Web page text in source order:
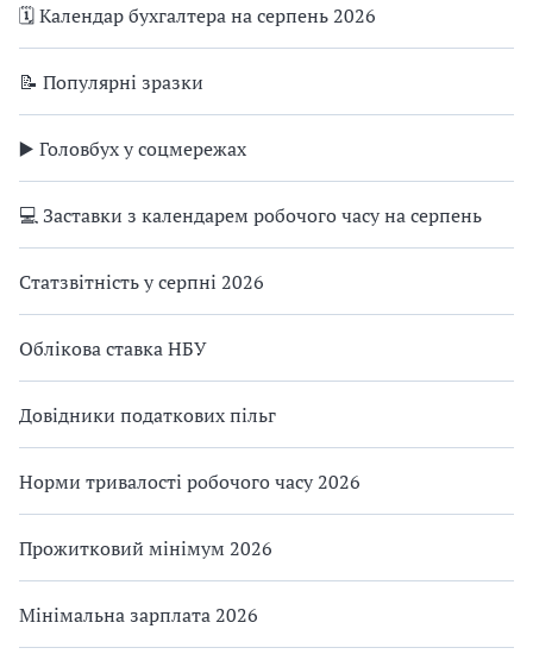
🗓️ Календар бухгалтера на серпень 2026
📝 Популярні зразки
▶️ Головбух у соцмережах
💻 Заставки з календарем робочого часу на серпень
Статзвітність у серпні 2026
Облікова ставка НБУ
Довідники податкових пільг
Норми тривалості робочого часу 2026
Прожитковий мінімум 2026
Мінімальна зарплата 2026